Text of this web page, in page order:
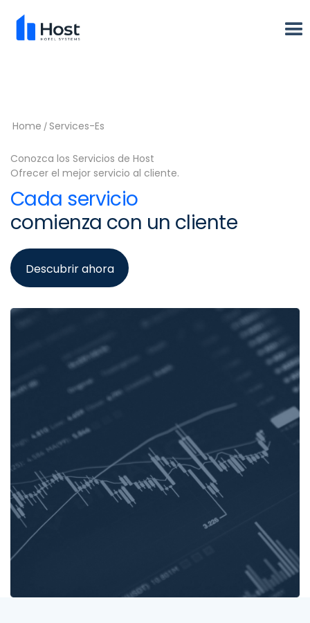
Home / Services-Es
Conozca los Servicios de Host
Ofrecer el mejor servicio al cliente.
Cada servicio
comienza con un cliente
Descubrir ahora